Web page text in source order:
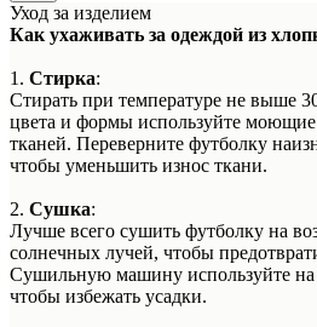
Уход за изделием
Как ухаживать за одеждой из
1. Стирка:
Стирать при температуре не выше
цвета и формы используйте моющие
тканей. Переверните футболку
чтобы уменьшить износ ткани.
2. Сушка:
Лучше всего сушить футболку на
солнечных лучей, чтобы
Сушильную машину используйте на
чтобы избежать усадки.